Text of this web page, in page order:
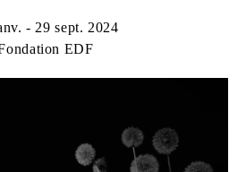
- 29 sept. 2024
EDF